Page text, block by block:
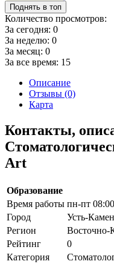
Поднять в топ
Количество просмотров:
За сегодня: 0
За неделю: 0
За месяц: 0
За все время: 15
Описание
Отзывы (0)
Карта
Контакты,
Art
Образование
Время работы пн-пт
Город
Усть-
Регион
Восточно-
Рейтинг
0
Категория